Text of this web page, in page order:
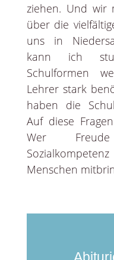
ziehen. Und wir
über die
uns in
kann ich
Schulformen
Lehrer stark
haben die
Auf diese
Wer
Menschen